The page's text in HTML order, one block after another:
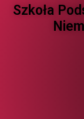
Szkoła